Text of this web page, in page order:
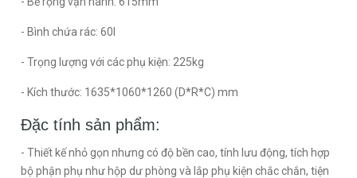
- Bình chứa rác: 60l
- Trọng lượng với các phụ kiện: 225kg
- Kích thước: 1635*1060*1260 (D*R*C) mm
Đặc tính sản phẩm:
- Thiết kế nhỏ gọn nhưng có độ bền cao, tính lưu động, tích hợp
bộ phận phụ như hộp dư phòng và lắp phụ kiện chắc chắn, tiện